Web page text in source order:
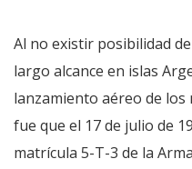
Al no existir posibilidad
largo alcance en islas
lanzamiento aéreo de los
fue que el 17 de julio de
matrícula 5-T-3 de la